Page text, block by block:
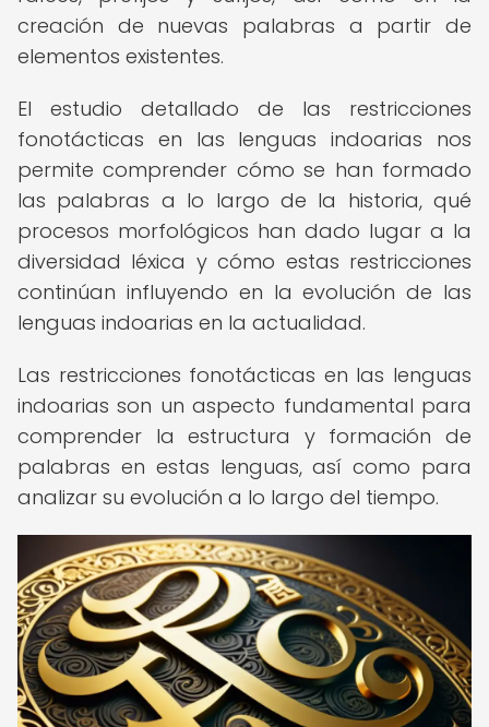
creación de nuevas palabras a partir de
elementos existentes.
El estudio detallado de las restricciones
fonotácticas en las lenguas indoarias nos
permite comprender cómo se han formado
las palabras a lo largo de la historia, qué
procesos morfológicos han dado lugar a la
diversidad léxica y cómo estas restricciones
continúan influyendo en la evolución de las
lenguas indoarias en la actualidad.
Las restricciones fonotácticas en las lenguas
indoarias son un aspecto fundamental para
comprender la estructura y formación de
palabras en estas lenguas, así como para
analizar su evolución a lo largo del tiempo.